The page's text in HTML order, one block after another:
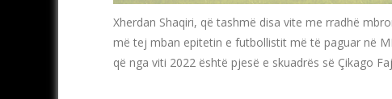
Xherdan Shaqiri, që tashmë disa vite me rradhë
më tej mban epitetin e futbollistit më të paguar në
që nga viti 2022 është pjesë e skuadrës së Çikago